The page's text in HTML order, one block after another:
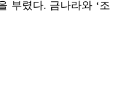
부렸다. 금나라와 ‘조